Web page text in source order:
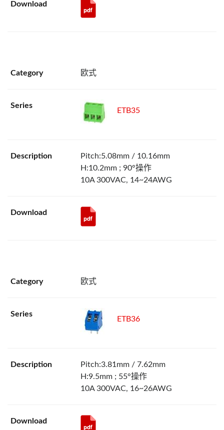
欧式
ETB35
Pitch:5.08mm / 10.16mm
H:10.2mm ; 90°操作
10A 300VAC, 14~24AWG
欧式
ETB36
Pitch:3.81mm / 7.62mm
H:9.5mm ; 55°操作
10A 300VAC, 16~26AWG